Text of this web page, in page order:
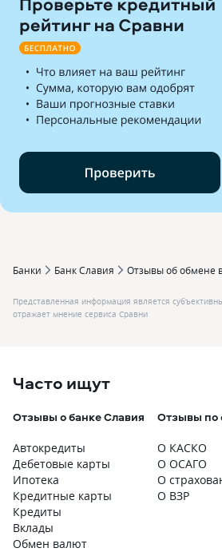
Банки Банк Славия Отзывы об обмене
Представленная информация является
отражает мнение сервиса Сравни
Часто ищут
Отзывы о банке Славия
Автокредиты
Дебетовые карты
Ипотека
Кредитные карты
Кредиты
Вклады
Обмен валют
Отзывы по
О КАСКО
О ОСАГО
О
О ВЗР